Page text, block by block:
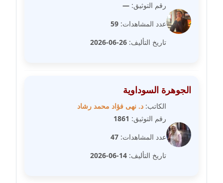
عاملة
مدونة عفاف حسين
مدونة علا ابو السعادات
عاملة
مدونة علا الأزوك
رقم التوثيق: —
عدد المشاهدات: 59
تاريخ التأليف: 26-06-2026
الجوهرة السوداوية
الكاتب: د. نهى فؤاد محمد رشاد
رقم التوثيق: 1861
عدد المشاهدات: 47
تاريخ التأليف: 14-06-2026